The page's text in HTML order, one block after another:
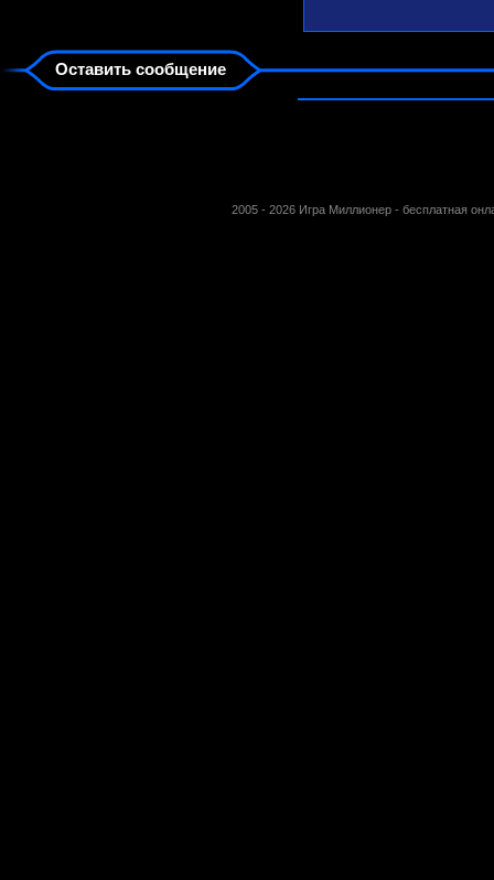
Оставить сообщение
2005 - 2026 Игра Миллионер - бесплатная